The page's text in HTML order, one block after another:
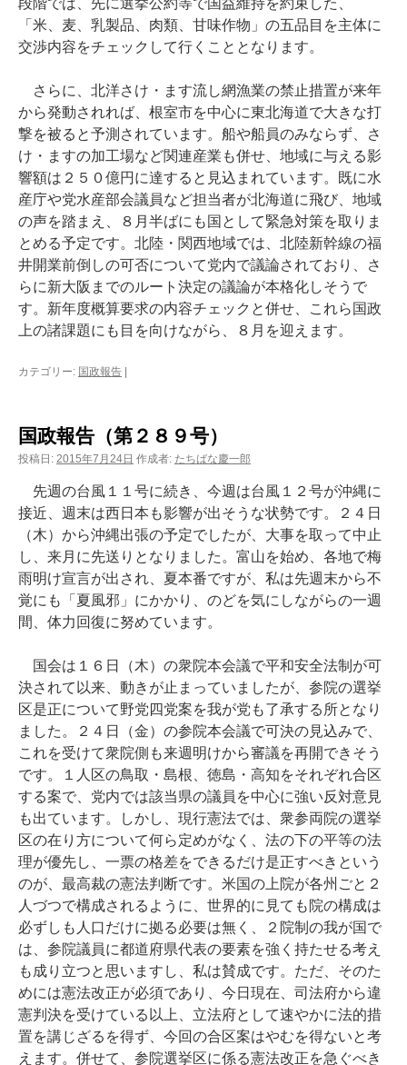
「米、麦、乳製品、肉類、甘味作物」の五品目を主体に
交渉内容をチェックして行くこととなります。
さらに、北洋さけ・ます流し網漁業の禁止措置が来年
から発動されれば、根室市を中心に東北海道で大きな打
撃を被ると予測されています。船や船員のみならず、さ
け・ますの加工場など関連産業も併せ、地域に与える影
響額は２５０億円に達すると見込まれています。既に水
産庁や党水産部会議員など担当者が北海道に飛び、地域
の声を踏まえ、８月半ばにも国として緊急対策を取りま
とめる予定です。北陸・関西地域では、北陸新幹線の福
井開業前倒しの可否について党内で議論されており、さ
らに新大阪までのルート決定の議論が本格化しそうで
す。新年度概算要求の内容チェックと併せ、これら国政
上の諸課題にも目を向けながら、８月を迎えます。
カテゴリー: 国政報告 |
国政報告（第２８９号）
投稿日: 2015年7月24日 作成者: たちばな慶一郎
先週の台風１１号に続き、今週は台風１２号が沖縄に
接近、週末は西日本も影響が出そうな状勢です。２４日
（木）から沖縄出張の予定でしたが、大事を取って中止
し、来月に先送りとなりました。富山を始め、各地で梅
雨明け宣言が出され、夏本番ですが、私は先週末から不
覚にも「夏風邪」にかかり、のどを気にしながらの一週
間、体力回復に努めています。
国会は１６日（木）の衆院本会議で平和安全法制が可
決されて以来、動きが止まっていましたが、参院の選挙
区是正について野党四党案を我が党も了承する所となり
ました。２４日（金）の参院本会議で可決の見込みで、
これを受けて衆院側も来週明けから審議を再開できそう
です。１人区の鳥取・島根、徳島・高知をそれぞれ合区
する案で、党内では該当県の議員を中心に強い反対意見
も出ています。しかし、現行憲法では、衆参両院の選挙
区の在り方について何ら定めがなく、法の下の平等の法
理が優先し、一票の格差をできるだけ是正すべきという
のが、最高裁の憲法判断です。米国の上院が各州ごと２
人づつで構成されるように、世界的に見ても院の構成は
必ずしも人口だけに拠る必要は無く、２院制の我が国で
は、参院議員に都道府県代表の要素を強く持たせる考え
も成り立つと思いますし、私は賛成です。ただ、そのた
めには憲法改正が必須であり、今日現在、司法府から違
憲判決を受けている以上、立法府として速やかに法的措
置を講じざるを得ず、今回の合区案はやむを得ないと考
えます。併せて、参院選挙区に係る憲法改正を急ぐべき